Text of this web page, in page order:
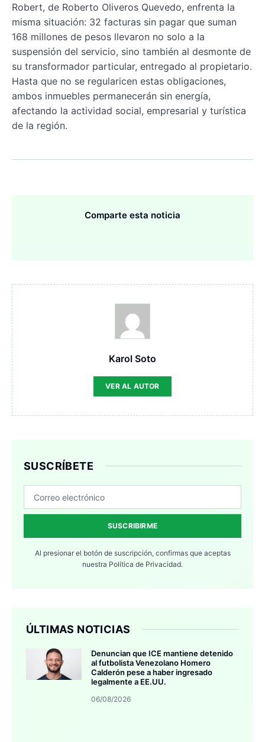
Robert, de Roberto Oliveros Quevedo, enfrenta la
misma situación: 32 facturas sin pagar que suman
168 millones de pesos llevaron no solo a la
suspensión del servicio, sino también al desmonte de
su transformador particular, entregado al propietario.
Hasta que no se regularicen estas obligaciones,
ambos inmuebles permanecerán sin energía,
afectando la actividad social, empresarial y turística
de la región.
Comparte esta noticia
Karol Soto
VER AL AUTOR
SUSCRÍBETE
SUSCRIBIRME
Al presionar el botón de suscripción, confirmas que aceptas
nuestra Política de Privacidad.
ÚLTIMAS NOTICIAS
Denuncian que ICE mantiene detenido
al futbolista Venezolano Homero
Calderón pese a haber ingresado
legalmente a EE.UU.
06/08/2026